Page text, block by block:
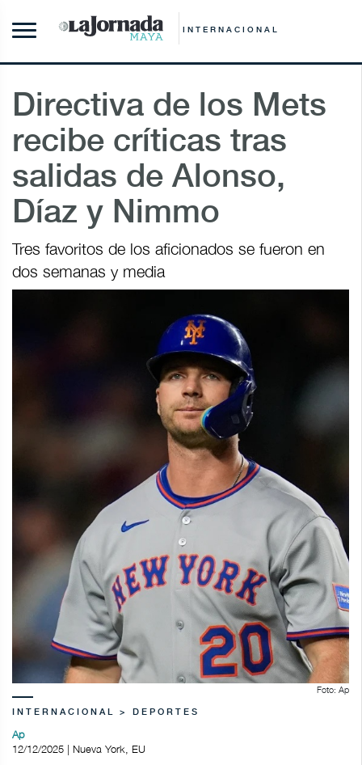
INTERNACIONAL
Directiva de los Mets
recibe críticas tras
salidas de Alonso,
Díaz y Nimmo
Tres favoritos de los aficionados se fueron en
dos semanas y media
Foto: Ap
INTERNACIONAL > DEPORTES
Ap
12/12/2025 | Nueva York, EU